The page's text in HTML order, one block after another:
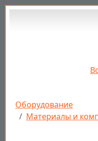
Перейти к основному
Строка
Оборудование
Материалы и